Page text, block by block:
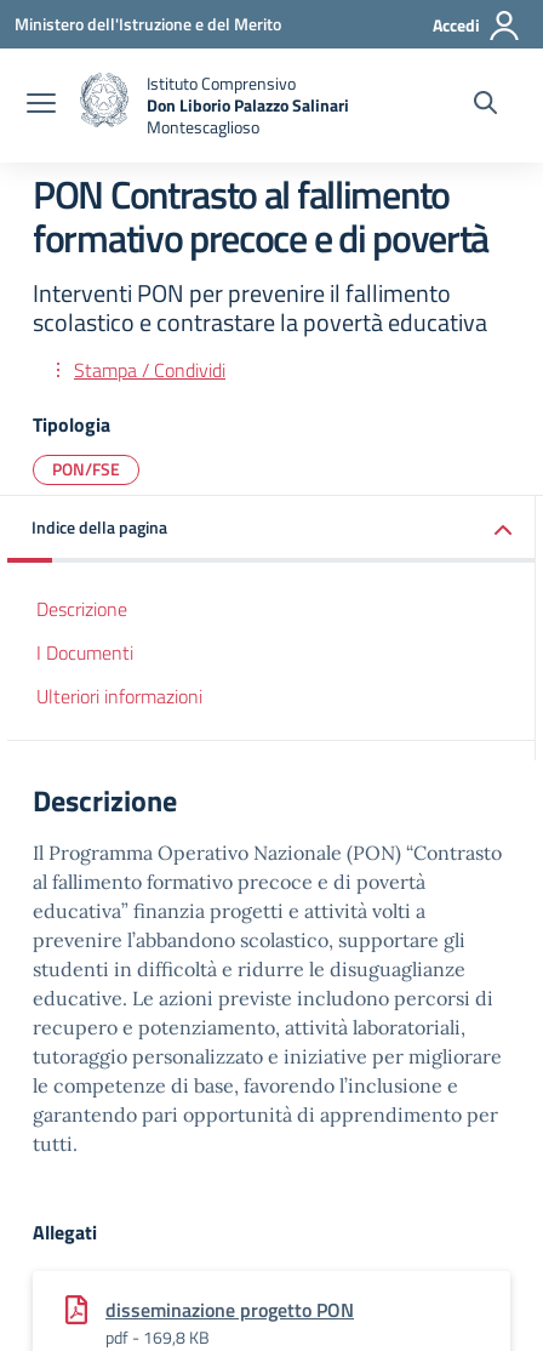
Vai ai contenuti
Vai al menu di navigazione
Vai al footer
Ministero dell'Istruzione e del Merito Accedi
Istituto Comprensivo
Don Liborio Palazzo Salinari
Montescaglioso
PON Contrasto al fallimento
formativo precoce e di povertà
Interventi PON per prevenire il fallimento
scolastico e contrastare la povertà educativa
Stampa / Condividi
Tipologia
PON/FSE
Indice della pagina
Descrizione
I Documenti
Ulteriori informazioni
Descrizione
Il Programma Operativo Nazionale (PON) “Contrasto
al fallimento formativo precoce e di povertà
educativa” finanzia progetti e attività volti a
prevenire l’abbandono scolastico, supportare gli
studenti in difficoltà e ridurre le disuguaglianze
educative. Le azioni previste includono percorsi di
recupero e potenziamento, attività laboratoriali,
tutoraggio personalizzato e iniziative per migliorare
le competenze di base, favorendo l’inclusione e
garantendo pari opportunità di apprendimento per
tutti.
Allegati
disseminazione progetto PON
pdf - 169,8 KB